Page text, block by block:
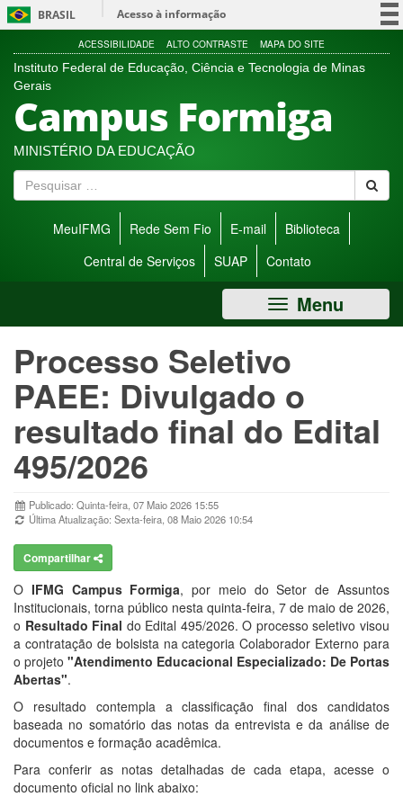
direto
menu
BRASIL
Acesso à informação
Participe
Serviços
ACESSIBILIDADE ALTO CONTRASTE MAPA DO SITE
Instituto Federal de Educação, Ciência e Tecnologia de Minas
Gerais
Campus Formiga
MINISTÉRIO DA EDUCAÇÃO
e
s
r
MeuIFMG Rede Sem Fio E-mail
Biblioteca
Central de Serviços
SUAP Contato
Menu
Processo Seletivo
PAEE: Divulgado o
resultado final do Edital
495/2026
Publicado: Quinta-feira, 07 Maio 2026 15:55
Última Atualização: Sexta-feira, 08 Maio 2026 10:54
Compartilhar
O IFMG Campus Formiga, por meio do Setor de Assuntos
Institucionais, torna público nesta quinta-feira, 7 de maio de 2026,
o Resultado Final do Edital 495/2026.O processo seletivo visou
a contratação de bolsista na categoria Colaborador Externo para
o projeto "Atendimento Educacional Especializado: De Portas
Abertas".
O resultado contempla a classificação final dos candidatos
baseada no somatório das notas da entrevista e da análise de
documentos e formação acadêmica.
Para conferir as notas detalhadas de cada etapa, acesse o
documento oficial no link abaixo: